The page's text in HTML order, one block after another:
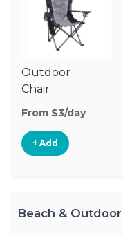
Outdoor
Chair
From $3/day
+ Add
Beach &